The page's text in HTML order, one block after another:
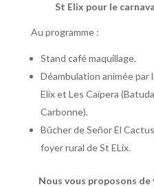
St Elix pour le
Au programme :
Stand café maquillage.
Déambulation animée par
Elix et Les Caïpera
Carbonne).
Bûcher de Señor El
foyer rural de St ELix.
Nous vous proposons